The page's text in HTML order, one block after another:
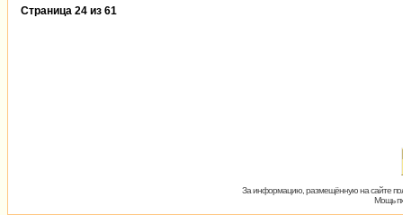
Страница 24 из 61
За информацию, размещённую на сайте
Мощь